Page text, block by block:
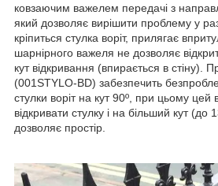
ковзаючим важелем передачі з
який дозволяє вирішити проблему у
кріпиться стулка воріт, прилягає
шарнірного важеля не дозволяє
кут відкривання (впирається в стіну).
(001STYLO-BD) забезпечить
стулки воріт на кут 90º, при цьому цей
відкривати стулку і на більший кут (до
дозволяє простір.